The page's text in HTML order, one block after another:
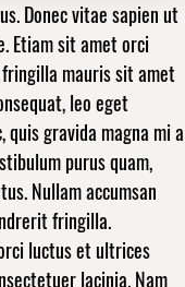
Donec vitae sapien ut
Etiam sit amet orci
mauris sit amet
leo eget
quis gravida magna mi a
purus quam,
Nullam accumsan
fringilla.
luctus et ultrices
lacinia. Nam